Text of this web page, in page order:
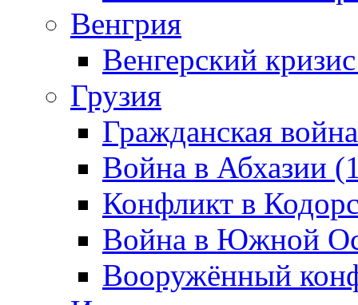
Венгрия
Венгерский
Грузия
Гражданская
Война в Абхазии
Конфликт в
Война в Южной
Вооружённый